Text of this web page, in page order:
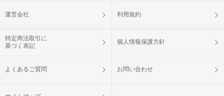
りキャンセルされた場合、参加費と同
掲載開始日：2025/10/30
運営会社 利用規約
特定商法取引に
基づく表記
個人情報保護方針
よくあるご質問 お問い合わせ